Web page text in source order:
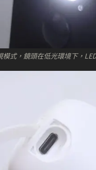
模式，鏡頭在低光環境下，